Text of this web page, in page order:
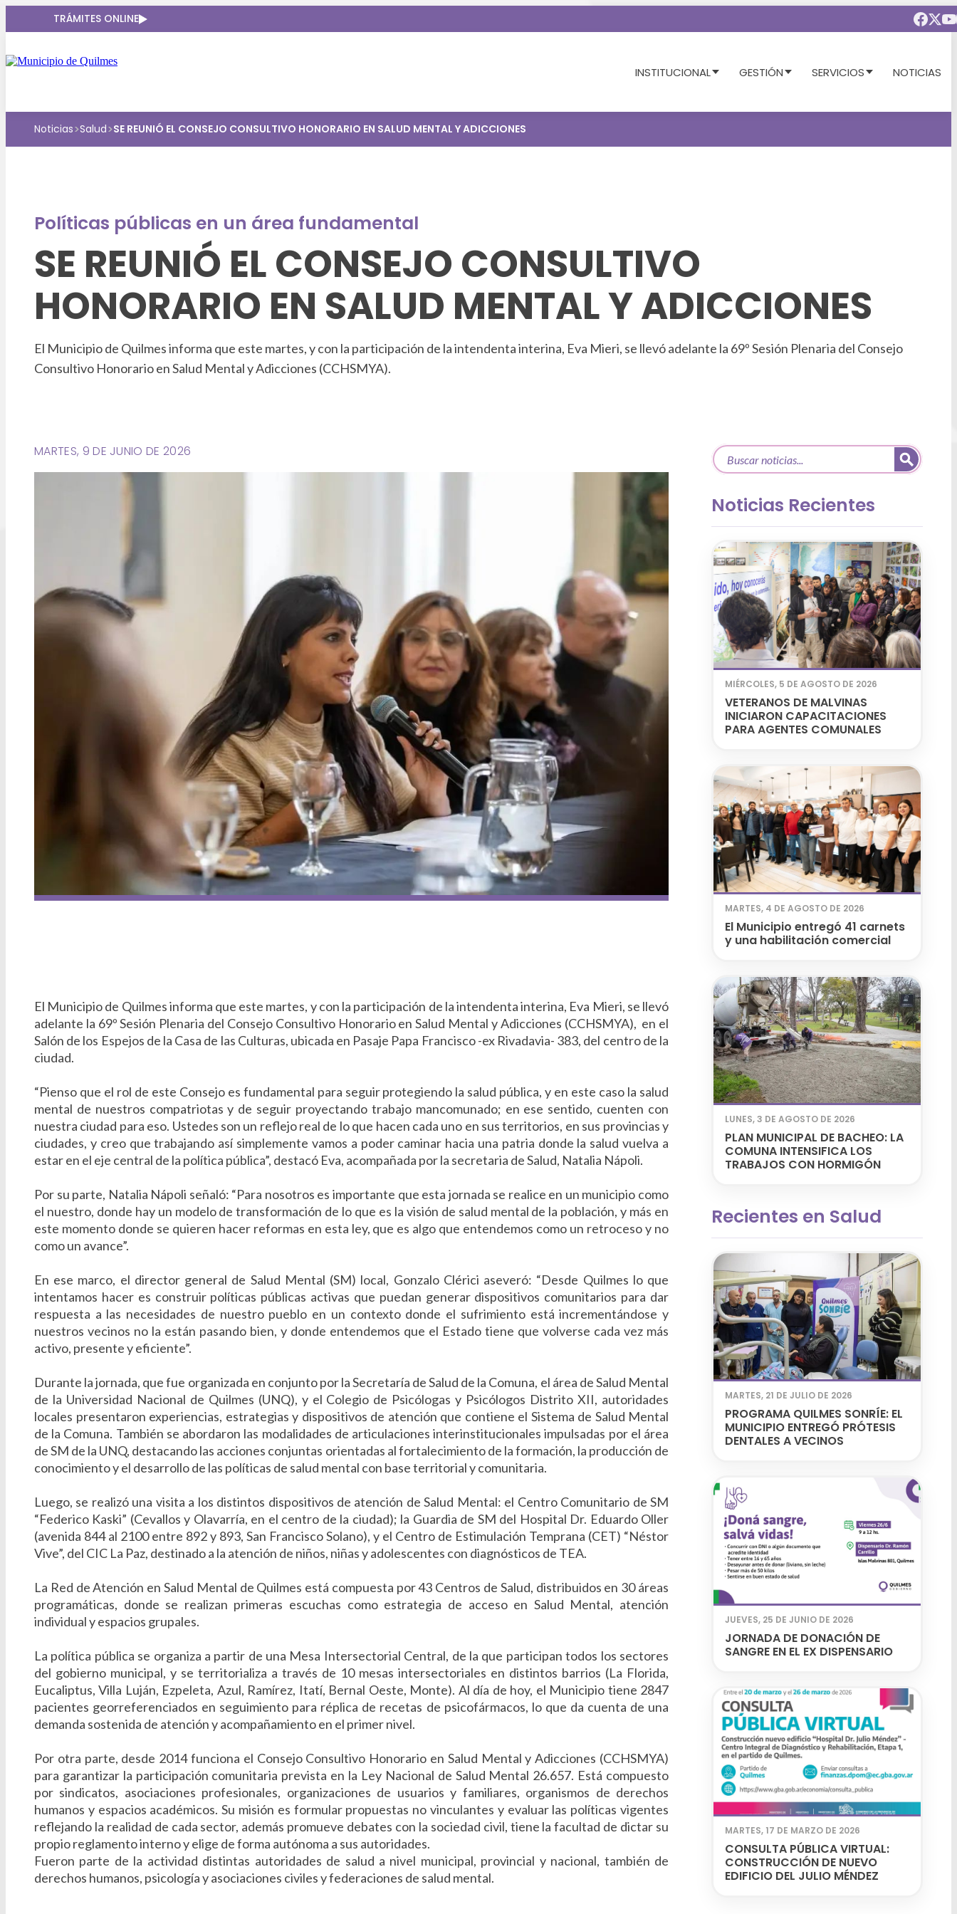
TRÁMITES ONLINE
INSTITUCIONAL GESTIÓN SERVICIOS NOTICIAS
Noticias>Salud>SE REUNIÓ EL CONSEJO CONSULTIVO HONORARIO EN SALUD MENTAL Y ADICCIONES
Políticas públicas en un área fundamental
SE REUNIÓ EL CONSEJO CONSULTIVO
HONORARIO EN SALUD MENTAL Y ADICCIONES
El Municipio de Quilmes informa que este martes, y con la participación de la intendenta interina, Eva Mieri, se llevó adelante la 69º Sesión Plenaria del Consejo
Consultivo Honorario en Salud Mental y Adicciones (CCHSMYA).
MARTES, 9 DE JUNIO DE 2026
El Municipio de Quilmes informa que este martes, y con la participación de la intendenta interina, Eva Mieri, se llevó
adelante la 69º Sesión Plenaria del Consejo Consultivo Honorario en Salud Mental y Adicciones (CCHSMYA), en el
Salón de los Espejos de la Casa de las Culturas, ubicada en Pasaje Papa Francisco -ex Rivadavia- 383, del centro de la
ciudad.
“Pienso que el rol de este Consejo es fundamental para seguir protegiendo la salud pública, y en este caso la salud
mental de nuestros compatriotas y de seguir proyectando trabajo mancomunado; en ese sentido, cuenten con
nuestra ciudad para eso. Ustedes son un reflejo real de lo que hacen cada uno en sus territorios, en sus provincias y
ciudades, y creo que trabajando así simplemente vamos a poder caminar hacia una patria donde la salud vuelva a
estar en el eje central de la política pública”, destacó Eva, acompañada por la secretaria de Salud, Natalia Nápoli.
Por su parte, Natalia Nápoli señaló: “Para nosotros es importante que esta jornada se realice en un municipio como
el nuestro, donde hay un modelo de transformación de lo que es la visión de salud mental de la población, y más en
este momento donde se quieren hacer reformas en esta ley, que es algo que entendemos como un retroceso y no
como un avance”.
En ese marco, el director general de Salud Mental (SM) local, Gonzalo Clérici aseveró: “Desde Quilmes lo que
intentamos hacer es construir políticas públicas activas que puedan generar dispositivos comunitarios para dar
respuesta a las necesidades de nuestro pueblo en un contexto donde el sufrimiento está incrementándose y
nuestros vecinos no la están pasando bien, y donde entendemos que el Estado tiene que volverse cada vez más
activo, presente y eficiente”.
Durante la jornada, que fue organizada en conjunto por la Secretaría de Salud de la Comuna, el área de Salud Mental
de la Universidad Nacional de Quilmes (UNQ), y el Colegio de Psicólogas y Psicólogos Distrito XII, autoridades
locales presentaron experiencias, estrategias y dispositivos de atención que contiene el Sistema de Salud Mental
de la Comuna. También se abordaron las modalidades de articulaciones interinstitucionales impulsadas por el área
de SM de la UNQ, destacando las acciones conjuntas orientadas al fortalecimiento de la formación, la producción de
conocimiento y el desarrollo de las políticas de salud mental con base territorial y comunitaria.
Luego, se realizó una visita a los distintos dispositivos de atención de Salud Mental: el Centro Comunitario de SM
“Federico Kaski” (Cevallos y Olavarría, en el centro de la ciudad); la Guardia de SM del Hospital Dr. Eduardo Oller
(avenida 844 al 2100 entre 892 y 893, San Francisco Solano), y el Centro de Estimulación Temprana (CET) “Néstor
Vive”, del CIC La Paz, destinado a la atención de niños, niñas y adolescentes con diagnósticos de TEA.
La Red de Atención en Salud Mental de Quilmes está compuesta por 43 Centros de Salud, distribuidos en 30 áreas
programáticas, donde se realizan primeras escuchas como estrategia de acceso en Salud Mental, atención
individual y espacios grupales.
La política pública se organiza a partir de una Mesa Intersectorial Central, de la que participan todos los sectores
del gobierno municipal, y se territorializa a través de 10 mesas intersectoriales en distintos barrios (La Florida,
Eucaliptus, Villa Luján, Ezpeleta, Azul, Ramírez, Itatí, Bernal Oeste, Monte). Al día de hoy, el Municipio tiene 2847
pacientes georreferenciados en seguimiento para réplica de recetas de psicofármacos, lo que da cuenta de una
demanda sostenida de atención y acompañamiento en el primer nivel.
Por otra parte, desde 2014 funciona el Consejo Consultivo Honorario en Salud Mental y Adicciones (CCHSMYA)
para garantizar la participación comunitaria prevista en la Ley Nacional de Salud Mental 26.657. Está compuesto
por sindicatos, asociaciones profesionales, organizaciones de usuarios y familiares, organismos de derechos
humanos y espacios académicos. Su misión es formular propuestas no vinculantes y evaluar las políticas vigentes
reflejando la realidad de cada sector, además promueve debates con la sociedad civil, tiene la facultad de dictar su
propio reglamento interno y elige de forma autónoma a sus autoridades.
Fueron parte de la actividad distintas autoridades de salud a nivel municipal, provincial y nacional, también de
derechos humanos, psicología y asociaciones civiles y federaciones de salud mental.
Noticias Recientes
MIÉRCOLES, 5 DE AGOSTO DE 2026
VETERANOS DE MALVINAS
INICIARON CAPACITACIONES
PARA AGENTES COMUNALES
MARTES, 4 DE AGOSTO DE 2026
El Municipio entregó 41 carnets
y una habilitación comercial
LUNES, 3 DE AGOSTO DE 2026
PLAN MUNICIPAL DE BACHEO: LA
COMUNA INTENSIFICA LOS
TRABAJOS CON HORMIGÓN
Recientes en Salud
MARTES, 21 DE JULIO DE 2026
PROGRAMA QUILMES SONRÍE: EL
MUNICIPIO ENTREGÓ PRÓTESIS
DENTALES A VECINOS
JUEVES, 25 DE JUNIO DE 2026
JORNADA DE DONACIÓN DE
SANGRE EN EL EX DISPENSARIO
MARTES, 17 DE MARZO DE 2026
CONSULTA PÚBLICA VIRTUAL:
CONSTRUCCIÓN DE NUEVO
EDIFICIO DEL JULIO MÉNDEZ